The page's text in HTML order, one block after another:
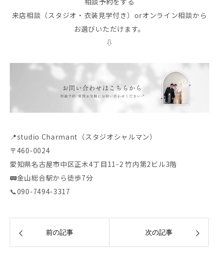
来店相談（スタジオ・衣装見学付き）orオンライン相談から
お選びいただけます。
⇩
📍studio Charmant（スタジオシャルマン）
〒460-0024
愛知県名古屋市中区正木4丁目11-2 竹内第2ビル3階
🚃金山総合駅から徒歩7分
📞090-7494-3317
前の記事 次の記事